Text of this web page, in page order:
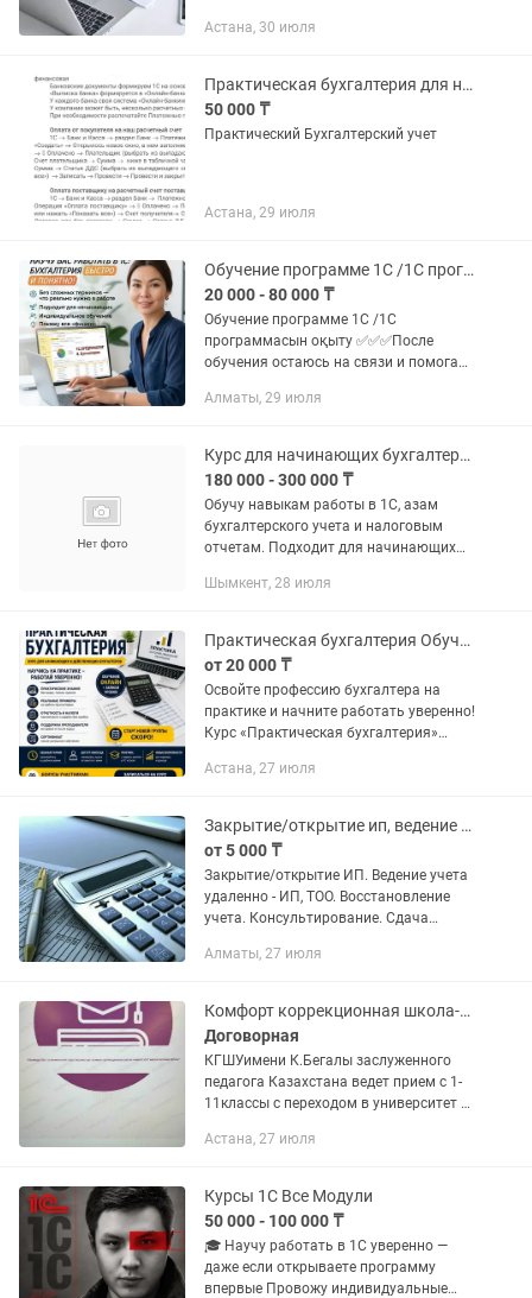
Гарантия качества, соблюдение сроков
Астана, 30 июля
Практическая бухгалтерия для начинающих
50 000 ₸
Практический Бухгалтерский учет
Астана, 29 июля
Обучение программе 1С /1С программасын оқыту
20 000 - 80 000 ₸
Обучение программе 1С /1С
программасын оқыту ✅✅✅После
обучения остаюсь на связи и помогаю,
индивидуальное обучение программе
На...
Алматы, 29 июля
Курс для начинающих бухгалтеров индивидуально, онлайн и оффлайн
180 000 - 300 000 ₸
Обучу навыкам работы в 1С, азам
бухгалтерского учета и налоговым
отчетам. Подходит для начинающих
попрактиковаться работе в 1С
Шымкент, 28 июля
Практическая бухгалтерия Обучение с нуля
от 20 000 ₸
Освойте профессию бухгалтера на
практике и начните работать уверенно!
Курс «Практическая бухгалтерия»
студентам; ✔ начинающим
Астана, 27 июля
Закрытие/открытие ип, ведение учета удаленно.
от 5 000 ₸
Закрытие/открытие ИП. Ведение учета
удаленно - ИП, ТОО. Восстановление
учета. Консультирование. Сдача
нац.банк. Получение ключей и справок
Алматы, 27 июля
Комфорт коррекционная школа-университет имени Калимы Бегалы ведет прием
Договорная
КГШУимени К.Бегалы заслуженного
педагога Казахстана ведет прием с 1-
11классы с переходом в университет с
трудоустройством в проектных
Астана, 27 июля
Курсы 1С Все Модули
50 000 - 100 000 ₸
🎓 Научу работать в 1С уверенно —
даже если открываете программу
впервые Провожу индивидуальные